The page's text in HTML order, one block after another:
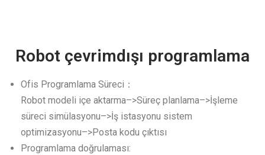
Robot çevrimdışı programlama
Ofis Programlama Süreci：
Robot modeli içe aktarma–>Süreç planlama–>İşleme
süreci simülasyonu–>İş istasyonu sistem
optimizasyonu–>Posta kodu çıktısı
Programlama doğrulaması: